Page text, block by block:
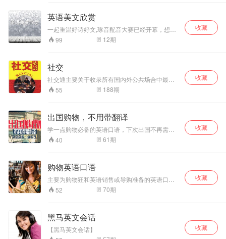
有所获。 再次感谢大家的肯定与支持。你的肯定
与支持让我更有创作动力，会继续努力拍摄更多
有价值的音频和专辑。 多听多读多说记忆肯定会
有进步的，多种表达形式，让你的口语听力共同
进步。 拥抱英语Emilia
英语美文欣赏
一起重温好诗好文,琢音配音大赛已经开幕，想了
解详情请留言！谢谢
99 12期
收藏
社交
社交通主要关于收录所有国内外公共场合中最常
使用的英语会话与信息,搭配专业美籍老师录音,并
以简明的英语实况会话的方式。
55 188期
收藏
出国购物，不用带翻译
学一点购物必备的英语口语，下次出国不再需要
翻译！
40 61期
收藏
购物英语口语
主要为购物狂和英语销售或导购准备的英语口
语，均为导购或销售与购买者之间的英语口语对
话。
52 70期
收藏
黑马英文会话
【黑马英文会话】
收藏